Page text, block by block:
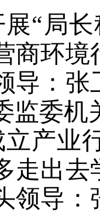
“局
商环
导：张
监委机
产业
走出去
领导